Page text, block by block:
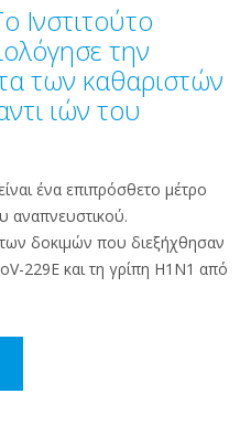
την
των καθαριστών
ιών του
ένα επιπρόσθετο μέτρο
αναπνευστικού.
δοκιμών που διεξήχθησαν
229E και τη γρίπη Η1Ν1 από